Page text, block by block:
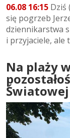
06.08 16:15 Dziś
się pogrzeb
dziennikarstwa
i przyjaciele, ale
Na plaży
Światowej